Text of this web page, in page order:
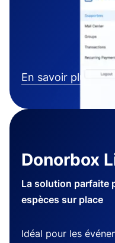
En savoir plus
Donorbox
La solution parfaite
espèces sur place
Idéal pour les